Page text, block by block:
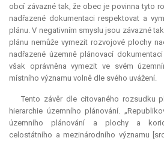
obcí závazné tak, že obec je povinna tyto
nadřazené dokumentaci respektovat a
plánu. V negativním smyslu jsou závazné
plánu nemůže vymezit rozvojové plochy
nadřazené územně plánovací
však oprávněna vymezit ve svém
místního významu volně dle svého uvážení.
Tento závěr dle citovaného rozsudku
hierarchie územního plánování.
územního plánování a plochy a
celostátního a mezinárodního významu